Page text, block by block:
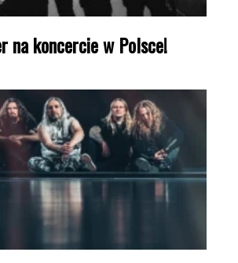
na koncercie w Polsce!